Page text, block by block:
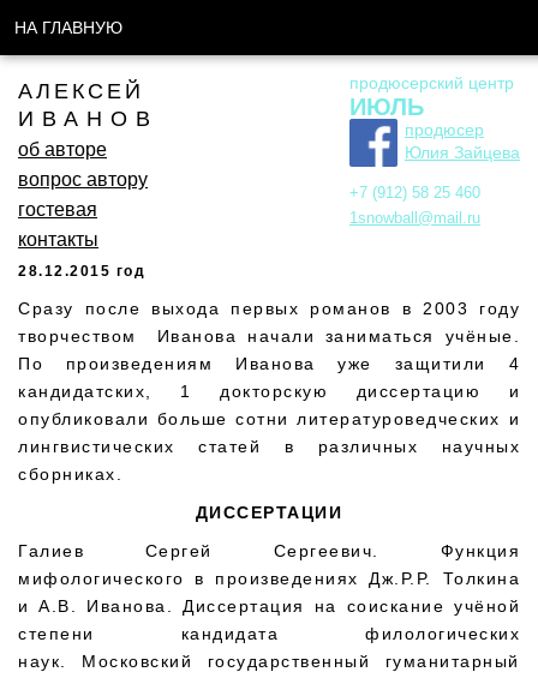
НА ГЛАВНУЮ
АЛЕКСЕЙ
ИВАНОВ
об авторе
вопрос автору
гостевая
контакты
продюсерский центр
ИЮЛЬ
продюсер
Юлия Зайцева
+7 (912) 58 25 460
1snowball@mail.ru
28.12.2015 год
Сразу после выхода первых романов в 2003 году
творчеством Иванова начали заниматься учёные.
По произведениям Иванова уже защитили 4
кандидатских, 1 докторскую диссертацию и
опубликовали больше сотни литературоведческих и
лингвистических статей в различных научных
сборниках.
ДИССЕРТАЦИИ
Галиев Сергей Сергеевич. Функция
мифологического в произведениях Дж.Р.Р. Толкина
и А.В. Иванова. Диссертация на соискание учёной
степени кандидата филологических
наук. Московский государственный гуманитарный